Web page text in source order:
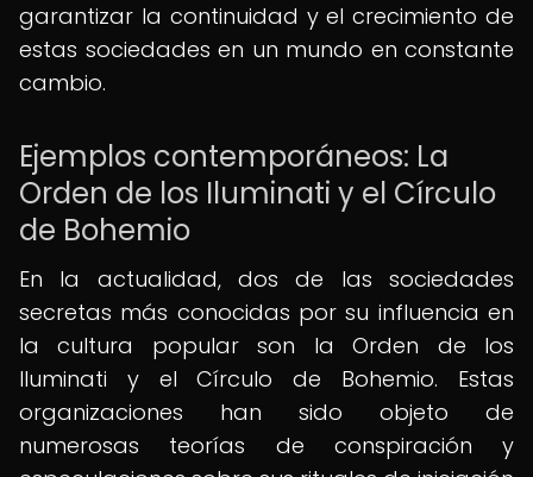
garantizar la continuidad y el crecimiento de
estas sociedades en un mundo en constante
cambio.
Ejemplos contemporáneos: La
Orden de los Iluminati y el Círculo
de Bohemio
En la actualidad, dos de las sociedades
secretas más conocidas por su influencia en
la cultura popular son la Orden de los
Iluminati y el Círculo de Bohemio. Estas
organizaciones han sido objeto de
numerosas teorías de conspiración y